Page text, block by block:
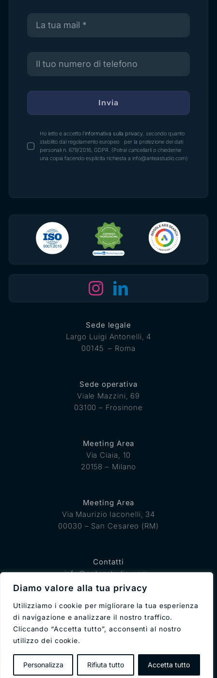
Diamo valore alla tua privacy
Utilizziamo i cookie per migliorare la tua esperienza
di navigazione e analizzare il nostro traffico.
Cliccando “Accetta tutto”, acconsenti al nostro
utilizzo dei cookie.
Personalizza Rifiuta tutto Accetta tutto
Invia
Ho letto e accetto l'informativa sulla privacy. secondo quanto
stabilito dal regolamento europeo per la protezione dei dati
personali n. 679/2016, GDPR. (Potrai cancellarli o chiederne
una copia facendo esplicita richiesta a info@anteastudio.com)
Sede legale
Largo Luigi Antonelli, 4
00145 – Roma
Sede operativa
Viale Mazzini, 69
03100 – Frosinone
Meeting Area
Via Ciaia, 10
20158 – Milano
Meeting Area
Via Maurizio Iaconelli, 34
00030 – San Cesareo (RM)
Contatti
info@anteastudio.com
0775 853410
SDI: JKKZDGR